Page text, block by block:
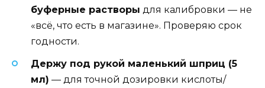
буферные растворы для калибровки — не
«всё, что есть в магазине». Проверяю срок
годности.
Держу под рукой маленький шприц (5
мл) — для точной дозировки кислоты/